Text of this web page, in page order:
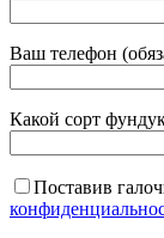
Ваш телефон
Какой сорт
Поставив